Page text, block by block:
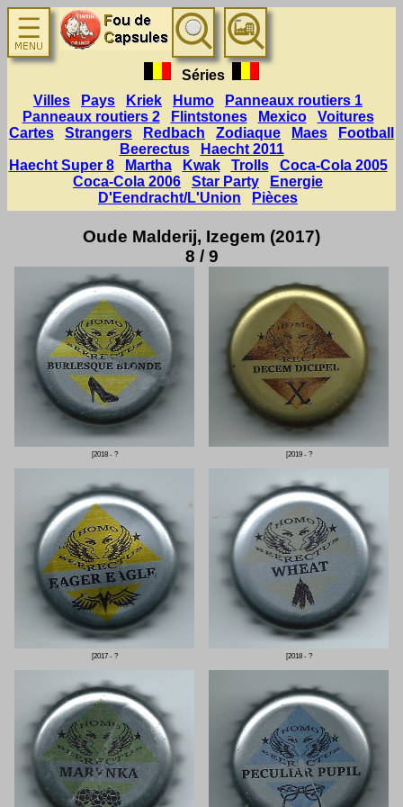
Séries
Villes
Pays Kriek Humo
Panneaux routiers 1
Panneaux routiers 2
Flintstones Mexico
Voitures
Cartes
Strangers Redbach Zodiaque Maes
Football
Beerectus
Haecht 2011
Haecht Super 8
Martha Kwak Trolls
Coca-Cola 2005
Coca-Cola 2006
Star Party
Energie
D'Eendracht/L'Union
Pièces
Oude Malderij, Izegem (2017)
8 / 9
[2018 - ? [2019 - ?
[2017 - ? [2018 - ?